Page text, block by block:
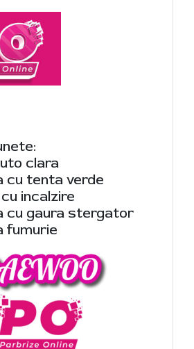
clara
cu tenta verde
incalzire
cu gaura stergator
fumurie